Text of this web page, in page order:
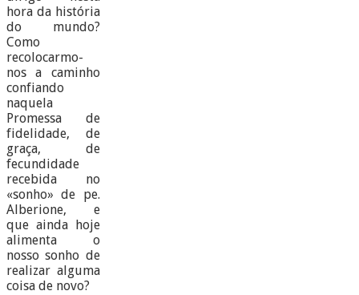
hora da história
do mundo?
Como
recolocarmo-
nos a caminho
confiando
naquela
Promessa de
fidelidade, de
graça, de
fecundidade
recebida no
«sonho» de pe.
Alberione, e
que ainda hoje
alimenta o
nosso sonho de
realizar alguma
coisa de novo?